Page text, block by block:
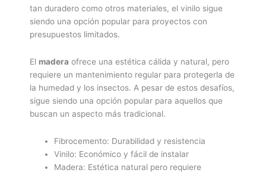
tan duradero como otros materiales, el vinilo sigue
siendo una opción popular para proyectos con
presupuestos limitados.
El madera ofrece una estética cálida y natural, pero
requiere un mantenimiento regular para protegerla de
la humedad y los insectos. A pesar de estos desafíos,
sigue siendo una opción popular para aquellos que
buscan un aspecto más tradicional.
Fibrocemento: Durabilidad y resistencia
Vinilo: Económico y fácil de instalar
Madera: Estética natural pero requiere